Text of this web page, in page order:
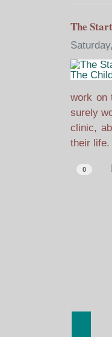
The
work on
surely
clinic,
their life.
0